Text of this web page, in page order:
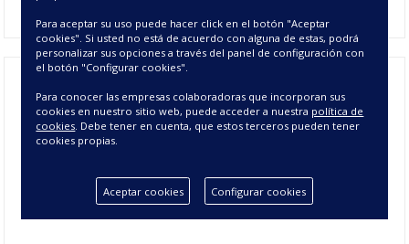
Composición
40% ALGODÓN 40% POLIÉSTER 20%
Tamaño
250
Para aceptar su uso puede hacer click en el botón "Aceptar
cookies". Si usted no está de acuerdo con alguna de estas, podrá
personalizar sus opciones a través del panel de configuración con
el botón "Configurar cookies".
Para conocer las empresas colaboradoras que incorporan sus
cookies en nuestro sitio web, puede acceder a nuestra política de
cookies. Debe tener en cuenta, que estos terceros pueden tener
cookies propias.
Aceptar cookies Configurar cookies